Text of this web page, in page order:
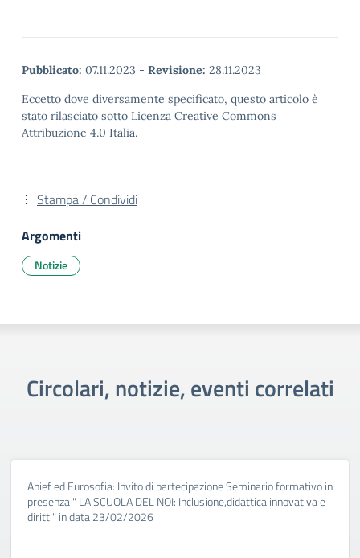
Pubblicato: 07.11.2023 - Revisione: 28.11.2023
Eccetto dove diversamente specificato, questo articolo è
stato rilasciato sotto Licenza Creative Commons
Attribuzione 4.0 Italia.
Stampa / Condividi
Argomenti
Notizie
Circolari, notizie, eventi correlati
Anief ed Eurosofia: Invito di partecipazione Seminario formativo in
presenza " LA SCUOLA DEL NOI: Inclusione,didattica innovativa e
diritti" in data 23/02/2026